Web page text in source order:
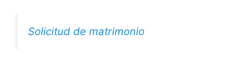
Solicitud de matrimonio